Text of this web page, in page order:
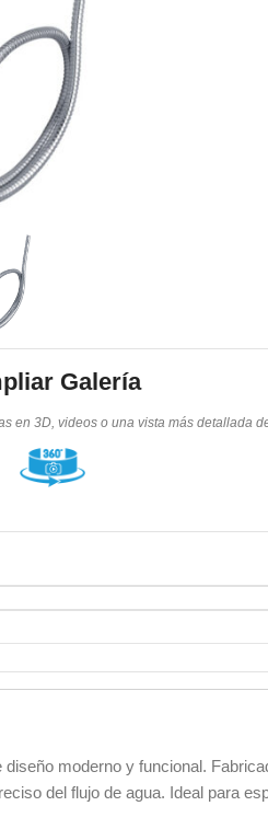
Galería
en 3D, videos o una vista más detallada
moderno y funcional.
del flujo de agua. Ideal para